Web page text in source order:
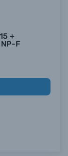
+
F